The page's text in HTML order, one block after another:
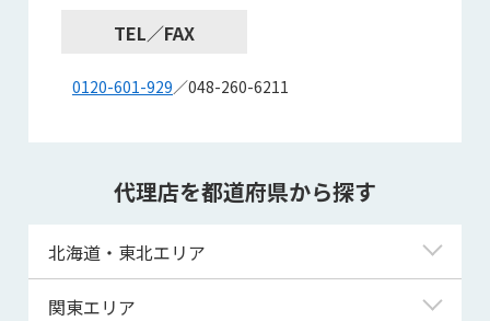
TEL／FAX
0120-601-929／048-260-6211
代理店を都道府県から探す
北海道・東北エリア
北海道
関東エリア